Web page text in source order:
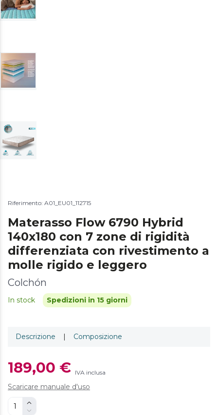
Riferimento: A01_EU01_112715
Materasso Flow 6790 Hybrid
140x180 con 7 zone di rigidità
differenziata con rivestimento a
molle rigido e leggero
Colchón
In stock Spedizioni in 15 giorni
Descrizione | Composizione
189,00 € IVA inclusa
Scaricare manuale d'uso